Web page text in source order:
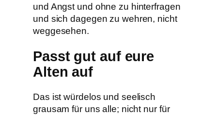
und Angst und ohne zu hinterfragen
und sich dagegen zu wehren, nicht
weggesehen.
Passt gut auf eure
Alten auf
Das ist würdelos und seelisch
grausam für uns alle; nicht nur für